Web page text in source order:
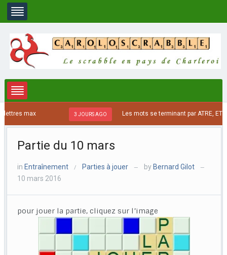
max 3 JOURS AGO Les mots se terminant par ATRE,
Partie du 10 mars
in Entraînement / Parties à jouer — by Bernard Gilot —
10 mars 2016
pour jouer la partie, cliquez sur l’image